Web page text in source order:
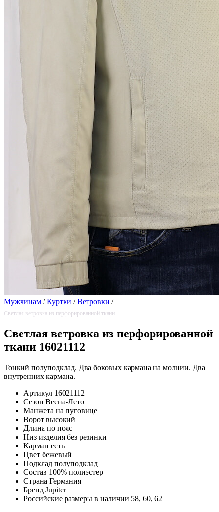
Мужчинам / Куртки / Ветровки /
Светлая ветровка из перфорированной ткани
Светлая ветровка из перфорированной
ткани 16021112
Тонкий полуподклад. Два боковых кармана на молнии. Два
внутренних кармана.
Артикул 16021112
Сезон Весна-Лето
Манжета на пуговице
Ворот высокий
Длина по пояс
Низ изделия без резинки
Карман есть
Цвет бежевый
Подклад полуподклад
Состав 100% полиэстер
Страна Германия
Бренд Jupiter
Российские размеры в наличии 58, 60, 62